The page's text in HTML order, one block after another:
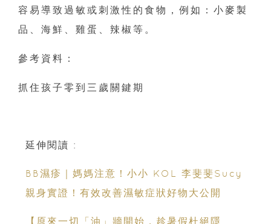
容易導致過敏或刺激性的食物，例如：小麥製
品、海鮮、雞蛋、辣椒等。
參考資料：
抓住孩子零到三歲關鍵期
延伸閱讀 :
BB濕疹｜媽媽注意！小小 KOL 李斐斐Sucy
親身實證！有效改善濕敏症狀好物大公開
【原來一切「油」牆開始，趁暑假杜絕隱